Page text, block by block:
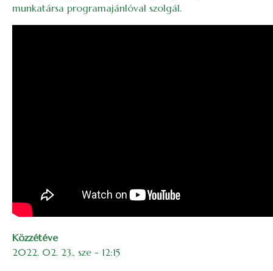
munkatársa programajánlóval szolgál.
Közzétéve
2022. 02. 23., sze - 12:15